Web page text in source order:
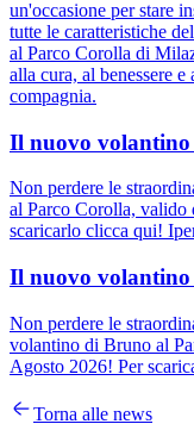
un'occasione per stare
tutte le caratteristiche
al Parco Corolla di
alla cura, al benessere
compagnia.
Il nuovo volantino
Non perdere le
al Parco Corolla,
scaricarlo clicca qui!
Il nuovo
Non perdere le
volantino di Bruno al
Agosto 2026! Per
Torna alle news